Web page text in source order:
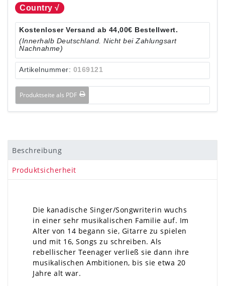
Country √
Kostenloser Versand ab 44,00€ Bestellwert.
(Innerhalb Deutschland. Nicht bei Zahlungsart
Nachnahme)
Artikelnummer: 0169121
Produktseite als PDF
Beschreibung
Produktsicherheit
Die kanadische Singer/Songwriterin wuchs
in einer sehr musikalischen Familie auf. Im
Alter von 14 begann sie, Gitarre zu spielen
und mit 16, Songs zu schreiben. Als
rebellischer Teenager verließ sie dann ihre
musikalischen Ambitionen, bis sie etwa 20
Jahre alt war.